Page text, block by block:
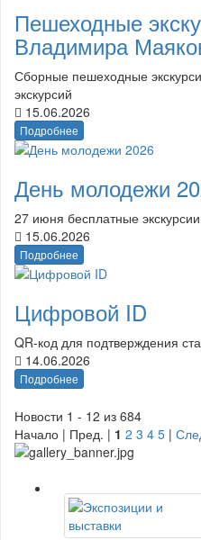
Пешеходные
Владимира
Сборные пешеходные
экскурсий
15.06.2026
Подробнее
День молодежи
27 июня бесплатные
15.06.2026
Подробнее
Цифровой ID
QR-код для подтверждения
14.06.2026
Подробнее
Новости 1 - 12 из 684
Начало | Пред. | 1 2 3 4 5 |